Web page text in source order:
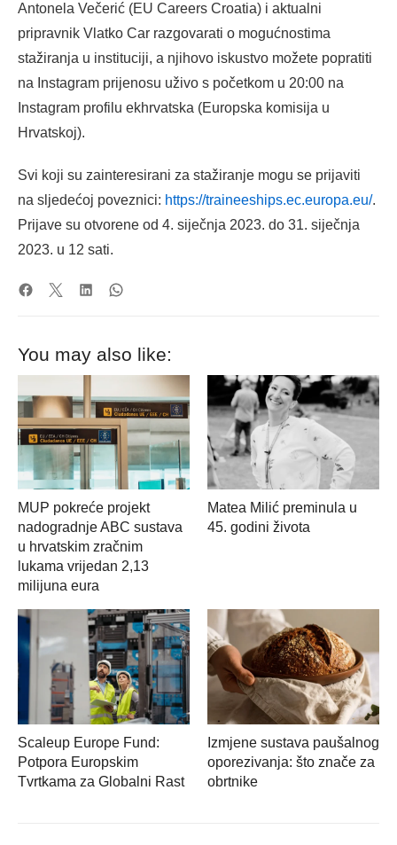
Antonela Večerić (EU Careers Croatia) i aktualni
pripravnik Vlatko Car razgovarati o mogućnostima
stažiranja u instituciji, a njihovo iskustvo možete popratiti
na Instagram prijenosu uživo s početkom u 20:00 na
Instagram profilu ekhrvatska (Europska komisija u
Hrvatskoj).
Svi koji su zainteresirani za stažiranje mogu se prijaviti
na sljedećoj poveznici: https://traineeships.ec.europa.eu/.
Prijave su otvorene od 4. siječnja 2023. do 31. siječnja
2023. u 12 sati.
You may also like:
MUP pokreće projekt
nadogradnje ABC sustava
u hrvatskim zračnim
lukama vrijedan 2,13
milijuna eura
Matea Milić preminula u
45. godini života
Scaleup Europe Fund:
Potpora Europskim
Tvrtkama za Globalni Rast
Izmjene sustava paušalnog
oporezivanja: što znače za
obrtnike